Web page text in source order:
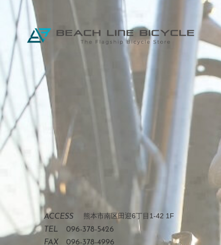
ACCESS 熊本市南区田迎6丁目1-42 1F
TEL
096-378-5426
FAX
096-378-4996